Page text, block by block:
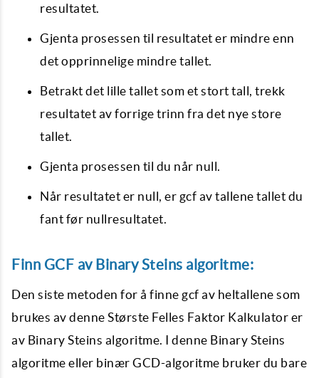
resultatet.
Gjenta prosessen til resultatet er mindre enn
det opprinnelige mindre tallet.
Betrakt det lille tallet som et stort tall, trekk
resultatet av forrige trinn fra det nye store
tallet.
Gjenta prosessen til du når null.
Når resultatet er null, er gcf av tallene tallet du
fant før nullresultatet.
Finn GCF av Binary Steins algoritme:
Den siste metoden for å finne gcf av heltallene som
brukes av denne Største Felles Faktor Kalkulator er
av Binary Steins algoritme. I denne Binary Steins
algoritme eller binær GCD-algoritme bruker du bare